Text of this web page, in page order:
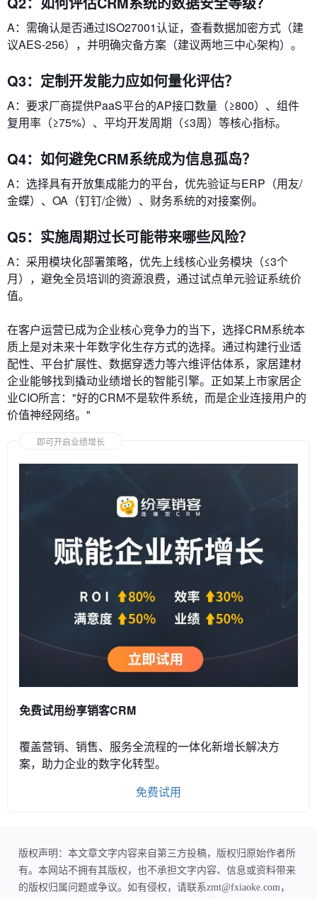
A：需确认是否通过ISO27001认证，查看数据加密方式（建
议AES-256），并明确灾备方案（建议两地三中心架构）。
Q3：定制开发能力应如何量化评估？
A：要求厂商提供PaaS平台的AP接口数量（≥800）、组件
复用率（≥75%）、平均开发周期（≤3周）等核心指标。
Q4：如何避免CRM系统成为信息孤岛？
A：选择具有开放集成能力的平台，优先验证与ERP（用友/
金蝶）、OA（钉钉/企微）、财务系统的对接案例。
Q5：实施周期过长可能带来哪些风险？
A：采用模块化部署策略，优先上线核心业务模块（≤3个
月），避免全员培训的资源浪费，通过试点单元验证系统价
值。
在客户运营已成为企业核心竞争力的当下，选择CRM系统本
质上是对未来十年数字化生存方式的选择。通过构建行业适
配性、平台扩展性、数据穿透力等六维评估体系，家居建材
企业能够找到撬动业绩增长的智能引擎。正如某上市家居企
业CIO所言："好的CRM不是软件系统，而是企业连接用户的
价值神经网络。"
即可开启业绩增长
免费试用纷享销客CRM
覆盖营销、销售、服务全流程的一体化新增长解决方
案，助力企业的数字化转型。
免费试用
版权声明：本文章文字内容来自第三方投稿，版权归原始作者所
有。本网站不拥有其版权，也不承担文字内容、信息或资料带来
的版权归属问题或争议。如有侵权，请联系zmt@fxiaoke.com，